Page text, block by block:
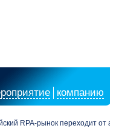
компанию
RPA-рынок переходит от